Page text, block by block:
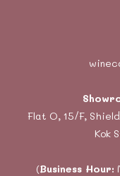
Flat O, 15/F,
Kok
(Business Hour: